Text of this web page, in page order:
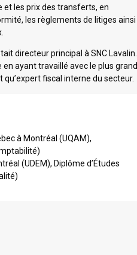
et les prix des transferts, en
les règlements de litiges ainsi
directeur principal à SNC Lavalin.
en ayant travaillé avec le plus grand
fiscal interne du secteur.
à Montréal (UQAM),
(UDEM), Diplôme d’Études